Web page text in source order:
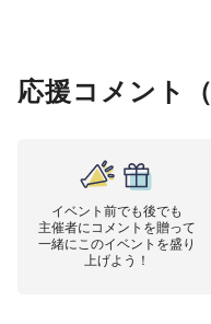
応援コメント（
イベント前でも後でも
主催者にコメントを贈って
一緒にこのイベントを盛り
上げよう！